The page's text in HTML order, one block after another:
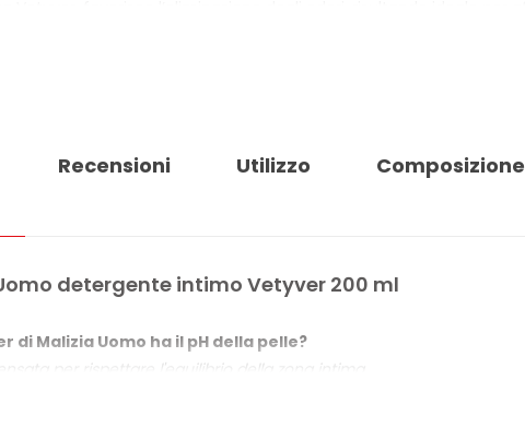
Recensioni Utilizzo Composizione
detergente intimo Vetyver 200 ml
Malizia Uomo ha il pH della pelle?
per rispettare l'equilibrio della zona intima.
intimo Vetyver?